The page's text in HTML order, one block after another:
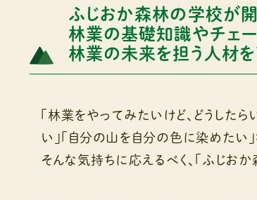
ふじおか森林の学校が開
林業の基礎知識やチェー
林業の未来を担う人材
「林業をやってみたいけど、どうした
い」「自分の山を自分の色に染めたい」
そんな気持ちに応えるべく、「ふじお